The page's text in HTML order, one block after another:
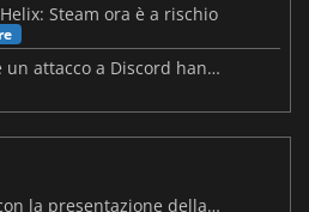
Steam ora è a rischio
Le mappe dei malware e un attacco a Discord hanno colpito Meccha Chameleon
MARVEL Tōkon debutta con la presentazione della roadmap per il primo anno